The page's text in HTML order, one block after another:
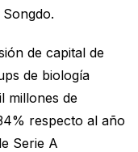
de capital de
de biología
millones de
respecto al año
Serie A